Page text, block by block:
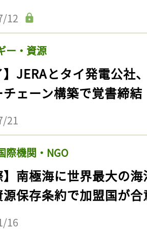
12
ー・資源
】JERAとタイ発電公社
チェーン構築で覚書締結
21
際機関・NGO
】南極海に世界最大の
保存条約で加盟国が合
16